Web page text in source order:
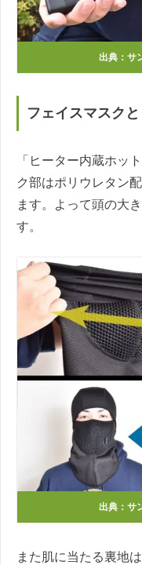
出典： サ
フェイスマスク
「ヒーター内蔵ホッ
ク部はポリウレタン
ます。よって頭の大
す。
出典： サ
また肌に当たる裏地